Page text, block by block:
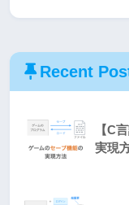
Recent
【C
実現